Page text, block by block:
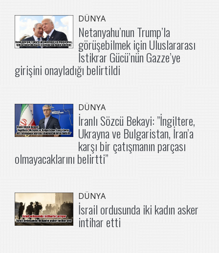
DÜNYA
Netanyahu’nun Trump’la
görüşebilmek için Uluslararası
İstikrar Gücü’nün Gazze’ye
girişini onayladığı belirtildi
DÜNYA
İranlı Sözcü Bekayi: ”İngiltere,
Ukrayna ve Bulgaristan, İran’a
karşı bir çatışmanın parçası
olmayacaklarını belirtti”
DÜNYA
İsrail ordusunda iki kadın asker
intihar etti